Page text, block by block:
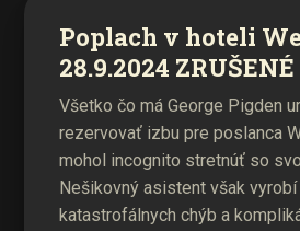
Poplach v hoteli
28.9.2024 ZRUŠENÉ
Všetko čo má George Pigden
rezervovať izbu pre poslanca
mohol incognito stretnúť so
Nešikovný asistent však
katastrofálnych chýb a